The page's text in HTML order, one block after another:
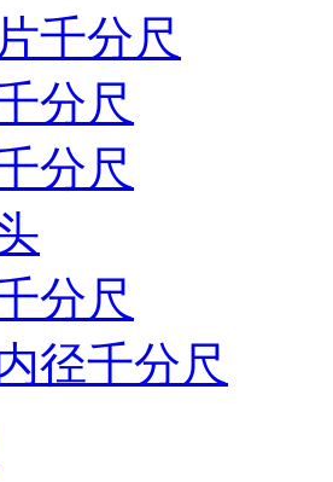
千分尺
分尺
分尺
分尺
径千分尺